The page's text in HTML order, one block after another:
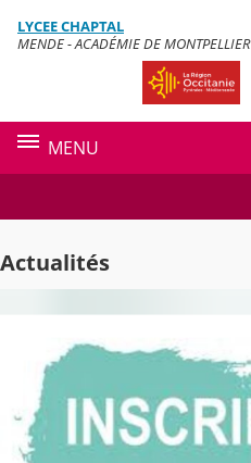
Contenu
LYCEE CHAPTAL
MENDE - ACADÉMIE DE MONTPELLIER
MENU
Actualités